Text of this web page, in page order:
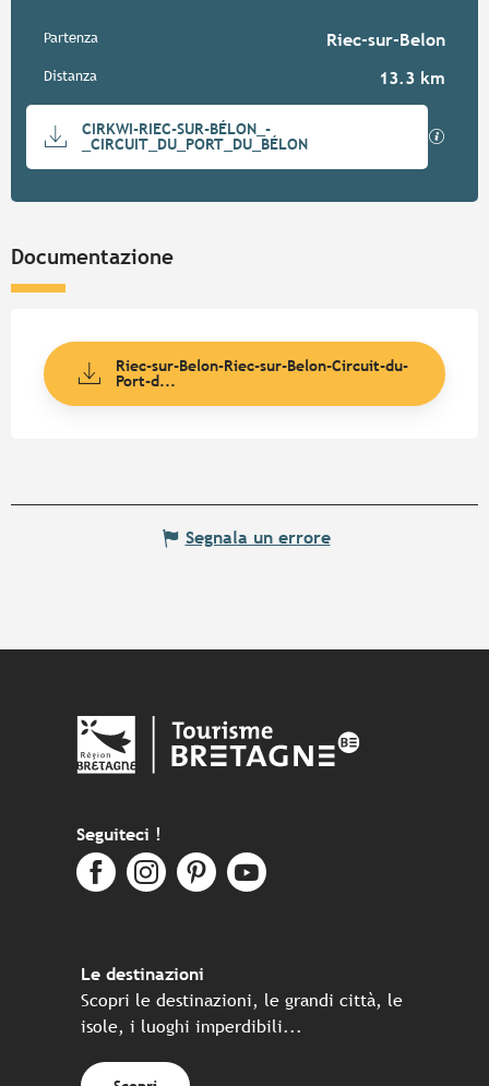
Informazioni pratiche
Partenza Riec-sur-Belon
Distanza 13.3 km
Documentazione
CIRKWI-RIEC-SUR-BÉLON_-
_CIRCUIT_DU_PORT_DU_BÉLON
I file
Documentazione
Riec-sur-Belon-Riec-sur-Belon-Circuit-du-
Port-d...
Segnala un errore
Seguiteci !
Le destinazioni
Scopri le destinazioni, le grandi città, le
isole, i luoghi imperdibili...